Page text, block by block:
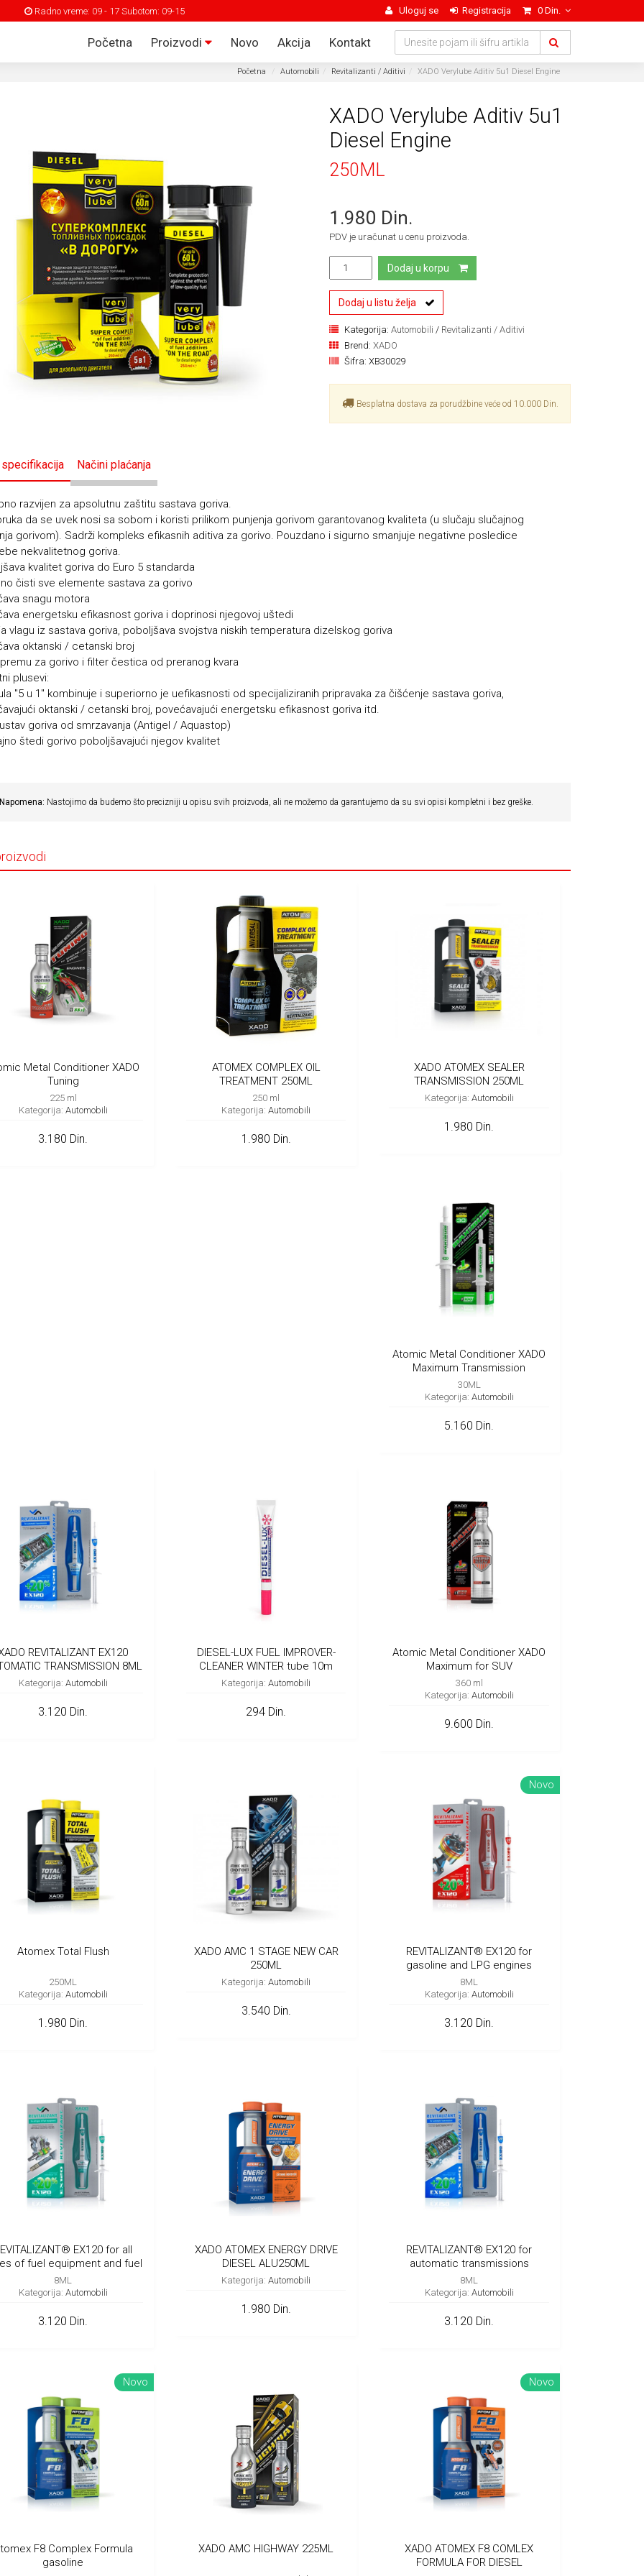
Radno vreme: 09 - 17 Subotom: 09-15 Uloguj se Registracija 0 Din.
Početna Proizvodi Novo Akcija Kontakt
Početna Automobili Revitalizanti / Aditivi XADO Verylube Aditiv 5u1 Diesel Engine
XADO Verylube Aditiv 5u1
Diesel Engine
250ML
1.980 Din.
PDV je uračunat u cenu proizvoda.
Dodaj u korpu
Dodaj u listu želja
Kategorija:Automobili / Revitalizanti / Aditivi
Brend:XADO
Šifra:XB30029
Besplatna dostava za porudžbine veće od 10.000 Din.
Načini plaćanja
razvijen za apsolutnu zaštitu sastava goriva.
da se uvek nosi sa sobom i koristi prilikom punjenja gorivom garantovanog kvaliteta (u slučaju slučajnog
gorivom). Sadrži kompleks efikasnih aditiva za gorivo. Pouzdano i sigurno smanjuje negativne posledice
nekvalitetnog goriva.
kvalitet goriva do Euro 5 standarda
čisti sve elemente sastava za gorivo
snagu motora
energetsku efikasnost goriva i doprinosi njegovoj uštedi
vlagu iz sastava goriva, poboljšava svojstva niskih temperatura dizelskog goriva
oktanski / cetanski broj
za gorivo i filter čestica od preranog kvara
plusevi:
"5 u 1" kombinuje i superiorno je uefikasnosti od specijaliziranih pripravaka za čišćenje sastava goriva,
oktanski / cetanski broj, povećavajući energetsku efikasnost goriva itd.
goriva od smrzavanja (Antigel / Aquastop)
štedi gorivo poboljšavajući njegov kvalitet
Nastojimo da budemo što precizniji u opisu svih proizvoda, ali ne možemo da garantujemo da su svi opisi kompletni i bez greške.
Metal Conditioner XADO
Tuning
225 ml
Kategorija: Automobili
3.180 Din.
ATOMEX COMPLEX OIL
TREATMENT 250ML
250 ml
Kategorija:Automobili
1.980 Din.
XADO ATOMEX SEALER
TRANSMISSION 250ML
Kategorija: Automobili
1.980 Din.
Atomic Metal Conditioner XADO
Maximum Transmission
30ML
Kategorija: Automobili
5.160 Din.
REVITALIZANT EX120
TRANSMISSION 8ML
Kategorija: Automobili
3.120 Din.
DIESEL-LUX FUEL IMPROVER-
CLEANER WINTER tube 10m
Kategorija:Automobili
294 Din.
Atomic Metal Conditioner XADO
Maximum for SUV
360 ml
Kategorija: Automobili
9.600 Din.
Atomex Total Flush
250ML
Kategorija: Automobili
1.980 Din.
XADO AMC 1 STAGE NEW CAR
250ML
Kategorija:Automobili
3.540 Din.
Novo
REVITALIZANT® EX120 for
gasoline and LPG engines
8ML
Kategorija: Automobili
3.120 Din.
EX120 for all
of fuel equipment and fuel
injection systems
8ML
Kategorija: Automobili
3.120 Din.
XADO ATOMEX ENERGY DRIVE
DIESEL ALU250ML
Kategorija:Automobili
1.980 Din.
REVITALIZANT® EX120 for
automatic transmissions
8ML
Kategorija: Automobili
3.120 Din.
Novo
F8 Complex Formula
gasoline
XADO AMC HIGHWAY 225ML
Novo
XADO ATOMEX F8 COMLEX
FORMULA FOR DIESEL